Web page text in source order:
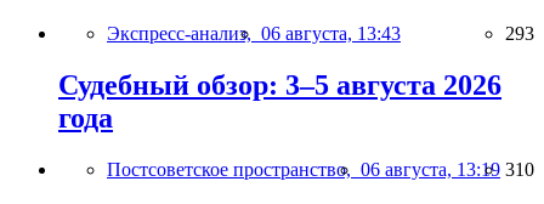
Экспресс-анализ, 06 августа, 13:43 293
Судебный обзор: 3–5 августа 2026
года
Постсоветское пространство, 06 августа, 13:19 310